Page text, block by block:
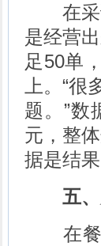
在采访
是经营
足50单
上。“
题。”数
元，整
据是结
五
在餐饮